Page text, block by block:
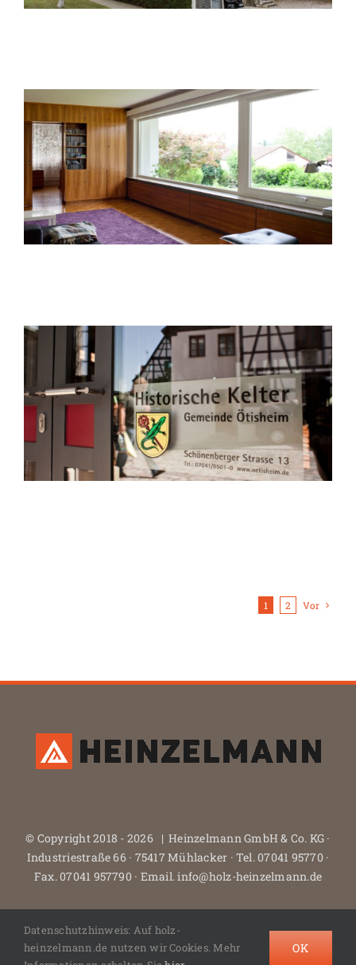
1 2 Vor
© Copyright 2018 - 2026 | Heinzelmann GmbH & Co. KG ·
Industriestraße 66 · 75417 Mühlacker · Tel. 07041 95770 ·
Fax. 07041 957790 · Email. info@holz-heinzelmann.de
FacebookInstagram
Datenschutzhinweis: Auf holz-
heinzelmann.de nutzen wir Cookies. Mehr
OK